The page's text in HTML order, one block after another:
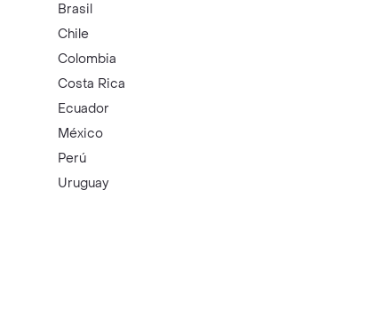
Brasil
Chile
Colombia
Costa Rica
Ecuador
México
Perú
Uruguay